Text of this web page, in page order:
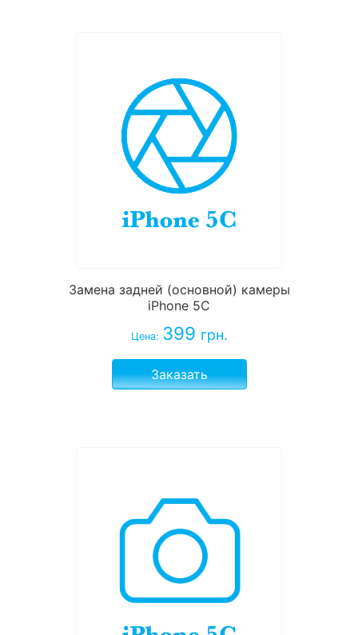
Замена задней (основной) камеры
iPhone 5C
Цена: 399 грн.
Заказать